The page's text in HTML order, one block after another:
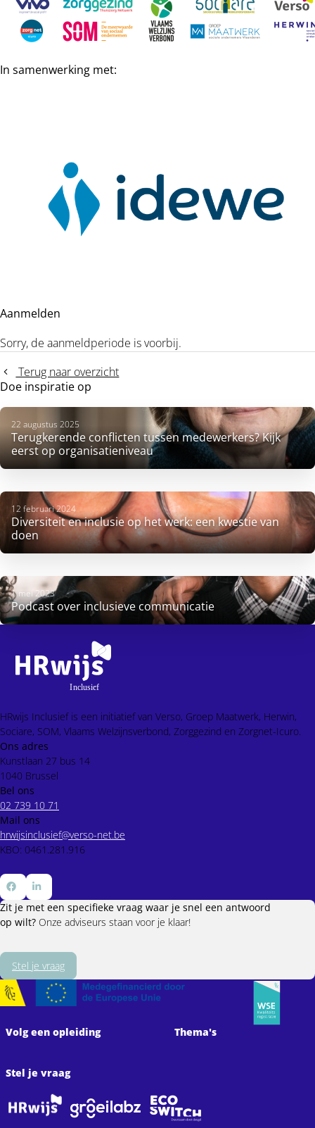
In samenwerking met:
Aanmelden
Sorry, de aanmeldperiode is voorbij.
Terug naar overzicht
Doe inspiratie op
Terugkerende conflicten tussen medewerkers? Kijk
eerst op organisatieniveau
22 augustus 2025
Diversiteit en inclusie op het werk: een kwestie van
doen
12 februari 2024
Podcast over inclusieve communicatie
1 mei 2023
HRwijs Inclusief is een initiatief van Verso, Groep Maatwerk, Herwin,
Sociare, SOM, Vlaams Welzijnsverbond, Zorggezind en Zorgnet-Icuro.
Ons adres
Kunstlaan 27 bus 14
1040 Brussel
Bel ons
02 739 10 71
Mail ons
hrwijsinclusief@verso-net.be
KBO: 0461.281.916
Ga
naar
Ga
naar
Volg een opleiding Thema's
Stel je vraag
Zit je met een specifieke vraag waar je snel een antwoord
op wilt? Onze adviseurs staan voor je klaar!
Stel je vraag